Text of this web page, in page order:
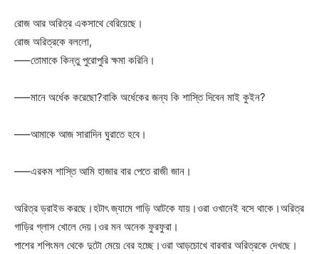
রোজ আর অরিত্র একসাথে বেরিয়েছে।
রোজ অরিত্রকে বললো,
—–তোমাকে কিন্তু পুরোপুরি ক্ষমা করিনি।
—–মানে অর্ধেক করেছো?বাকি অর্ধেকের জন্য কি শাস্তি দিবেন মাই কুইন?
—–আমাকে আজ সারাদিন ঘুরাতে হবে।
—–এরকম শাস্তি আমি হাজার বার পেতে রাজী জান।
অরিত্র ড্রাইভ করছে।হটাৎ জ্যামে গাড়ি আটকে যায়।ওরা ওখানেই বসে থাকে।অরিত্র
গাড়ির গ্লাস খোলে দেয়।ওর মন অনেক ফুরফুরা।
পাশের শপিংমল থেকে দুটো মেয়ে বের হচ্ছে।ওরা আড়চোখে বারবার অরিত্রকে দেখছে।